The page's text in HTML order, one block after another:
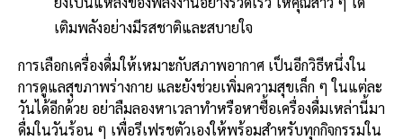
เติมพลังอย่างมีรสชาติและสบายใจ
การเลือกเครื่องดื่มให้เหมาะกับสภาพอากาศ เป็นอีกวิธีหนึ่งใน
การดูแลสุขภาพร่างกาย และยังช่วยเพิ่มความสุขเล็ก ๆ ในแต่ละ
วันได้อีกด้วย อย่าลืมลองหาเวลาทำหรือหาซื้อเครื่องดื่มเหล่านี้มา
ดื่มในวันร้อน ๆ เพื่อรีเฟรชตัวเองให้พร้อมสำหรับทุกกิจกรรมใน